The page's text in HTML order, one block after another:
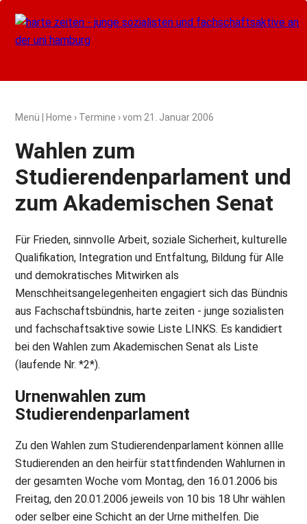
Menü Home › Termine › vom 21. Januar 2006
Wahlen zum
Studierendenparlament und
zum Akademischen Senat
Für Frieden, sinnvolle Arbeit, soziale Sicherheit, kulturelle
Qualifikation, Integration und Entfaltung, Bildung für Alle
und demokratisches Mitwirken als
Menschheitsangelegenheiten engagiert sich das Bündnis
aus Fachschaftsbündnis, harte zeiten - junge sozialisten
und fachschaftsaktive sowie Liste LINKS. Es kandidiert
bei den Wahlen zum Akademischen Senat als Liste
(laufende Nr. *2*).
Urnenwahlen zum
Studierendenparlament
Zu den Wahlen zum Studierendenparlament können allle
Studierenden an den heirfür stattfindenden Wahlurnen in
der gesamten Woche vom Montag, den 16.01.2006 bis
Freitag, den 20.01.2006 jeweils von 10 bis 18 Uhr wählen
oder selber eine Schicht an der Urne mithelfen. Die